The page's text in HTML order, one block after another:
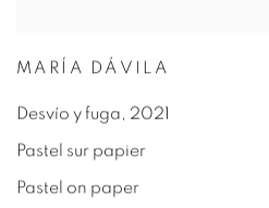
MARÍA DÁVILA
Desvío y fuga 2021
Pastel sur papier
Pastel on paper